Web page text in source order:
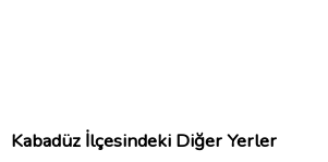
Kabadüz İlçesindeki Diğer Yerler